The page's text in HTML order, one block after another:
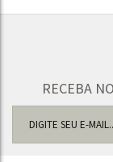
RECEBA